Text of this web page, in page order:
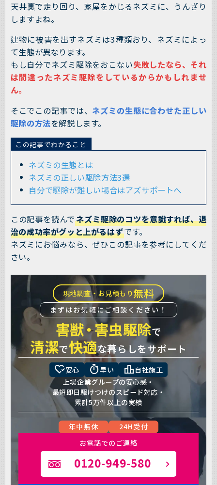
天井裏で走り回り、家屋をかじるネズミに、うんざり
しますよね。
建物に被害を出すネズミは3種類おり、ネズミによっ
て生態が異なります。
もし自分でネズミ駆除をおこない失敗したなら、それ
は間違ったネズミ駆除をしているからかもしれませ
ん。
そこでこの記事では、 ネズミの生態に合わせた正しい
駆除の方法を解説します。
この記事でわかること
ネズミの生態とは
ネズミの正しい駆除方法3選
自分で駆除が難しい場合はアズサポートへ
この記事を読んでネズミ駆除のコツを意識すれば、退
治の成功率がグッと上がるはずです。
ネズミにお悩みなら、ぜひこの記事を参考にしてくだ
さい。
現地調査・お見積もり無料
まずはお気軽にご相談ください！
害獣・害虫駆除で
清潔で快適な暮らしをサポート
heart_check安心 timer早い leaderboard 自社施工
上場企業グループの安心感・
最短即日駆けつけのスピード対応・
累計5万件以上の実績
年中無休
24H受付
お電話でのご連絡
0120-949-580